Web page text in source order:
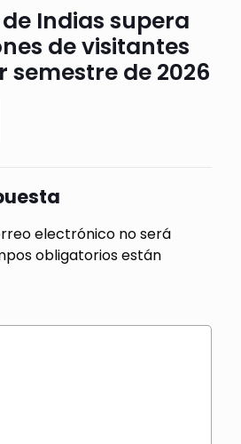
Indias supera
de visitantes
semestre de 2026
electrónico no será
obligatorios están